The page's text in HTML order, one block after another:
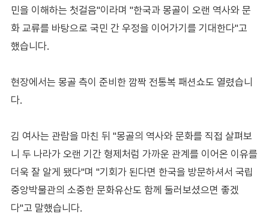
민을 이해하는 첫걸음"이라며 "한국과 몽골이 오랜 역사와 문
화 교류를 바탕으로 국민 간 우정을 이어가기를 기대한다"고
했습니다.
현장에서는 몽골 측이 준비한 깜짝 전통복 패션쇼도 열렸습니
다.
김 여사는 관람을 마친 뒤 "몽골의 역사와 문화를 직접 살펴보
니 두 나라가 오랜 기간 형제처럼 가까운 관계를 이어온 이유를
더욱 잘 알게 됐다"며 "기회가 된다면 한국을 방문하셔서 국립
중앙박물관의 소중한 문화유산도 함께 둘러보셨으면 좋겠
다"고 말했습니다.